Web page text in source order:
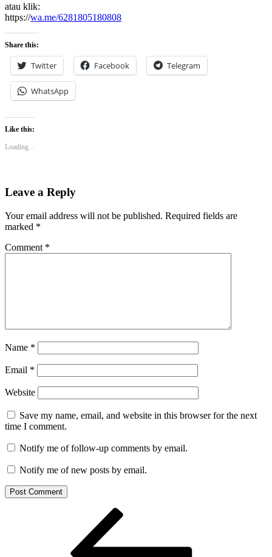
atau klik:
https://wa.me/6281805180808
Share this:
Twitter Facebook Telegram
WhatsApp
Like this:
Loading...
Leave a Reply
Your email address will not be published. Required fields are
marked *
Comment *
Name *
Email *
Website
Save my name, email, and website in this browser for the next
time I comment.
Notify me of follow-up comments by email.
Notify me of new posts by email.